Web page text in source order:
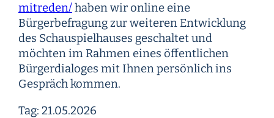
mitreden/haben wir online eine
Bürgerbefragung zur weiteren Entwicklung
des Schauspielhauses geschaltet und
möchten im Rahmen eines öffentlichen
Bürgerdialoges mit Ihnen persönlich ins
Gespräch kommen.
Tag: 21.05.2026